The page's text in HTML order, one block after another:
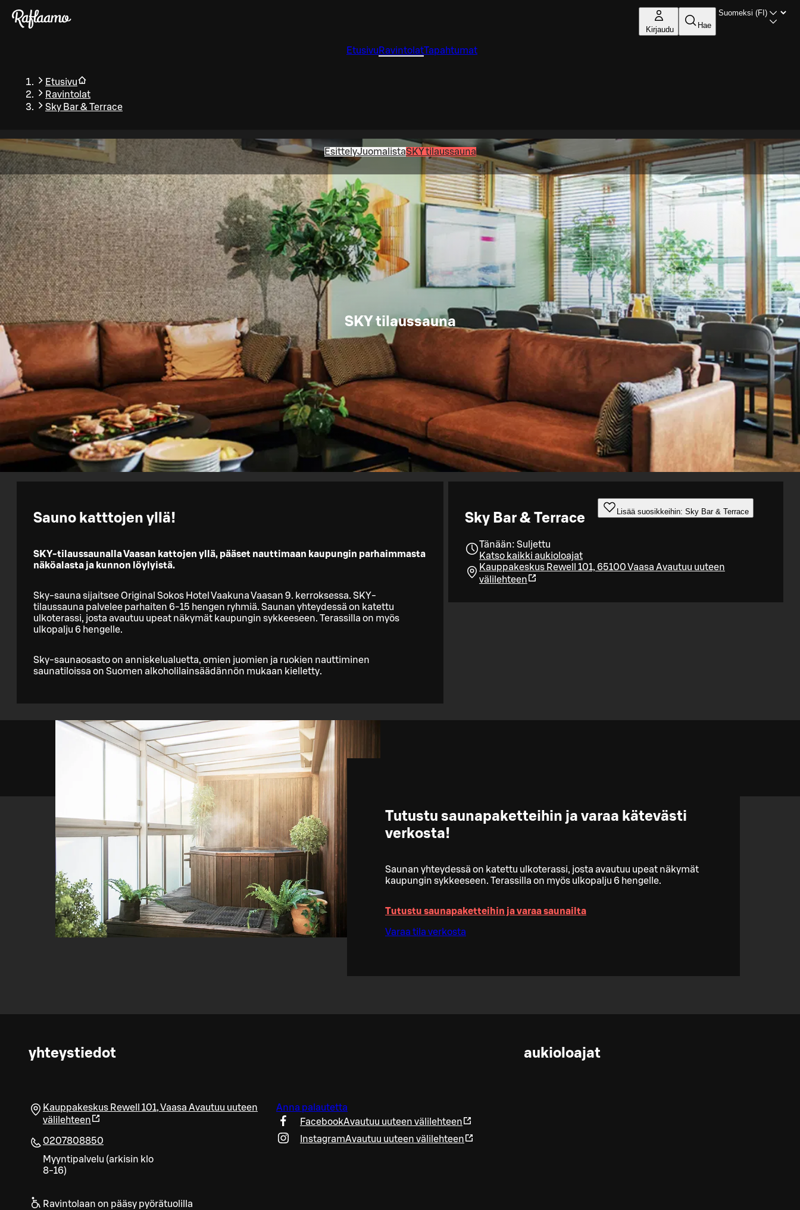
Siirry pääsisältöön
Kirjaudu Hae
Etusivu RavintolatTapahtumat
Etusivu
Ravintolat
Sky Bar & Terrace
EsittelyJuomalistaSKY tilaussauna
SKY tilaussauna
Sky Bar & Terrace Lisää suosikkeihin: Sky Bar & Terrace
Tänään: Suljettu
Katso kaikki aukioloajat
Kauppakeskus Rewell 101, 65100 Vaasa Avautuu uuteen
välilehteen
Sauno katttojen yllä!
SKY-tilaussaunalla Vaasan kattojen yllä, pääset nauttimaan kaupungin parhaimmasta
näköalasta ja kunnon löylyistä.
Sky-sauna sijaitsee Original Sokos Hotel Vaakuna Vaasan 9. kerroksessa. SKY-
tilaussauna palvelee parhaiten 6-15 hengen ryhmiä. Saunan yhteydessä on katettu
ulkoterassi, josta avautuu upeat näkymät kaupungin sykkeeseen. Terassilla on myös
ulkopalju 6 hengelle.
Sky-saunaosasto on anniskelualuetta, omien juomien ja ruokien nauttiminen
saunatiloissa on Suomen alkoholilainsäädännön mukaan kielletty.
Tutustu saunapaketteihin ja varaa kätevästi
verkosta!
Saunan yhteydessä on katettu ulkoterassi, josta avautuu upeat näkymät
kaupungin sykkeeseen. Terassilla on myös ulkopalju 6 hengelle.
Tutustu saunapaketteihin ja varaa saunailta
Varaa tila verkosta
yhteystiedot
Kauppakeskus Rewell 101,Vaasa Avautuu uuteen
välilehteen
0207808850
Myyntipalvelu (arkisin klo
8-16)
Ravintolaan on pääsy pyörätuolilla
Anna palautetta
FacebookAvautuu uuteen välilehteen
InstagramAvautuu uuteen välilehteen
aukioloajat